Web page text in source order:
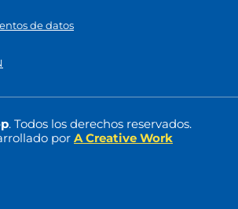
de datos
. Todos los derechos reservados.
por A Creative Work